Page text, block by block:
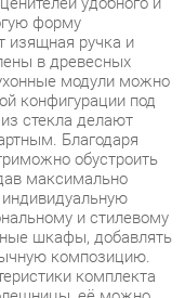
модули можно
под
стекла делают
Благодаря
обустроить
максимально
и стилевому
шкафы, добавлять
композицию.
комплекта
её можно
мм, цвет Сонома
в финиш-пленке
филенка МДФ-
зеленая,